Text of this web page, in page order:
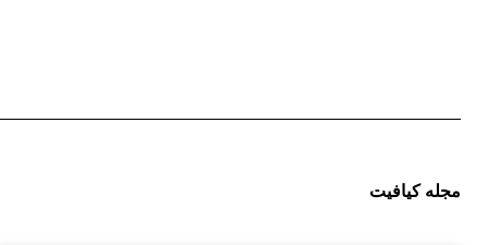
مجله کیافیت